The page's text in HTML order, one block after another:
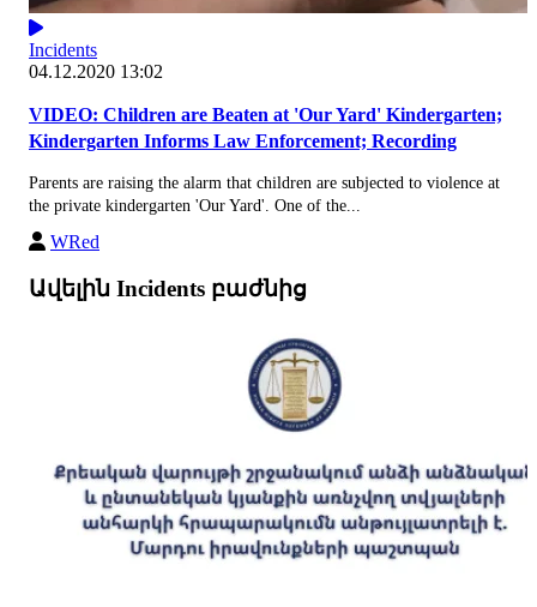
Incidents
04.12.2020 13:02
VIDEO: Children are Beaten at 'Our Yard' Kindergarten;
Kindergarten Informs Law Enforcement; Recording
Parents are raising the alarm that children are subjected to violence at
the private kindergarten 'Our Yard'. One of the...
WRed
Ավելին Incidents բաժնից